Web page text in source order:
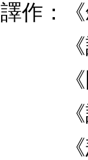
譯作：
《諮
《團
《諮
《悲